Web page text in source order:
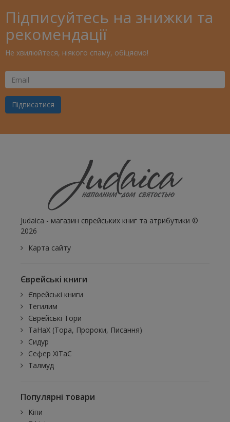
Підписуйтесь на знижки та
рекомендації
Не хвилюйтеся, ніякого спаму, обіцяємо!
Ваш
Email
Підписатися
Judaica - магазин єврейських книг та атрибутики ©
2026
Карта сайту
Єврейські книги
Єврейські книги
Тегилим
Єврейські Тори
ТаНаХ (Тора, Пророки, Писання)
Сидур
Сефер ХіТаС
Талмуд
Популярні товари
Кіпи